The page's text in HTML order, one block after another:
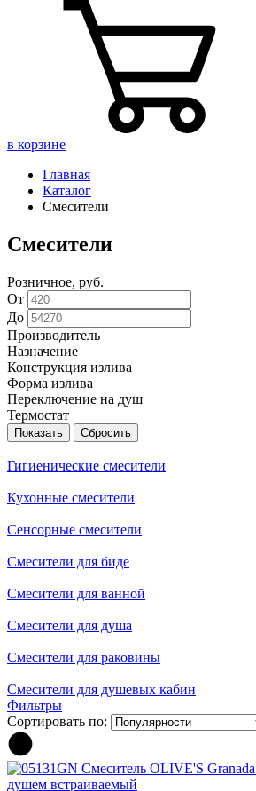
в корзине
Главная
Каталог
Смесители
Смесители
Розничное, руб.
От
До
Производитель
Назначение
Конструкция излива
Форма излива
Переключение на душ
Термостат
Гигиенические смесители
Кухонные смесители
Сенсорные смесители
Смесители для биде
Смесители для ванной
Смесители для душа
Смесители для раковины
Смесители для душевых кабин
Фильтры
Сортировать по: